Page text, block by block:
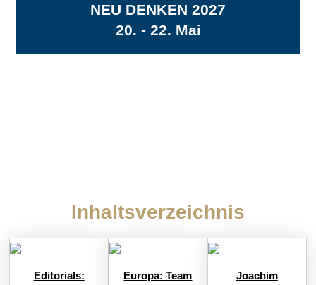
NEU DENKEN 2027
20. - 22. Mai
Inhaltsverzeichnis
Editorials:
Europa: Team
Joachim